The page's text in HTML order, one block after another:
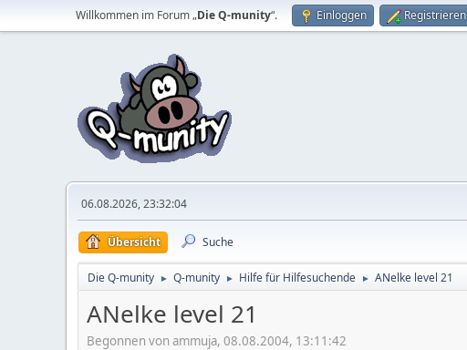
Willkommen im Forum „Die Q-munity“. Einloggen Registrieren
06.08.2026, 23:32:04
Übersicht Suche
Die Q-munity ► Q-munity ► Hilfe für Hilfesuchende ► ANelke level 21
ANelke level 21
Begonnen von ammuja, 08.08.2004, 13:11:42